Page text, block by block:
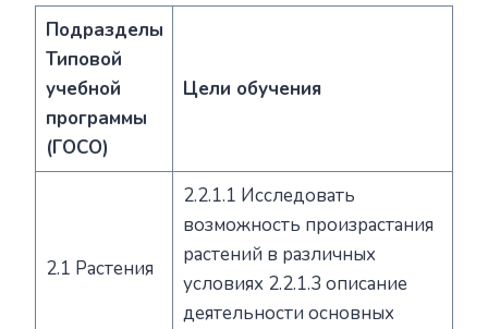
Подразделы
Типовой
учебной
программы
(ГОСО)
Цели обучения
2.1 Растения
2.2.1.1 Исследовать
возможность произрастания
растений в различных
условиях 2.2.1.3 описание
деятельности основных